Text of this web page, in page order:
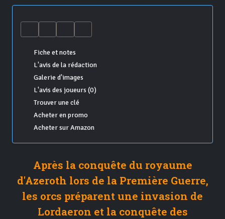
Fiche et notes
L'avis de la rédaction
Galerie d'images
L'avis des joueurs (0)
Trouver une clé
Acheter en promo
Acheter sur Amazon
Après la conquête du royaume
d'Azeroth lors de la Première Guerre,
les orcs préparent une invasion de
Lordaeron et la conquête des